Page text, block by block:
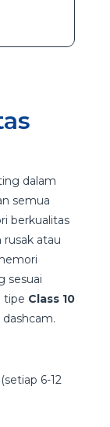
dalam
semua
berkualitas
atau
sesuai
tipe Class 10
6-12